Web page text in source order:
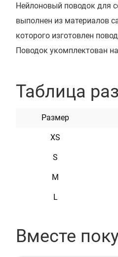
Нейлоновый поводок для
выполнен из материалов
которого изготовлен
Поводок укомплектован
Доступен в цветах:
Материал
Фурнитура
Таблица
Размер
XS
S
M
L
Вместе